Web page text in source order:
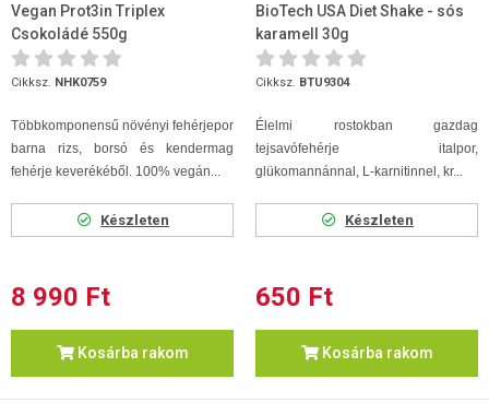
Vegan Prot3in Triplex
Csokoládé 550g
Cikksz. NHK0759
Többkomponensű növényi fehérjepor
barna rizs, borsó és kendermag
fehérje keverékéből. 100% vegán...
Készleten
8 990 Ft
Kosárba rakom
BioTech USA Diet Shake - sós
karamell 30g
Cikksz. BTU9304
Élelmi rostokban gazdag
tejsavófehérje italpor,
glükomannánnal, L-karnitinnel, kr...
Készleten
650 Ft
Kosárba rakom